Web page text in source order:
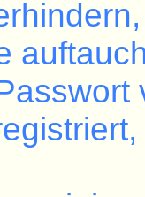
Zeit